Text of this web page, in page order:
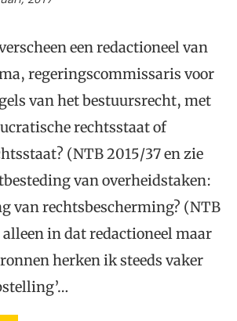
een redactioneel van
regeringscommissaris voor
van het bestuursrecht, met
rechtsstaat of
(NTB 2015/37 en zie
van overheidstaken:
van rechtsbescherming? (NTB
in dat redactioneel maar
herken ik steeds vaker